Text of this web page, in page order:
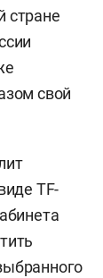
стране
свой
TF-